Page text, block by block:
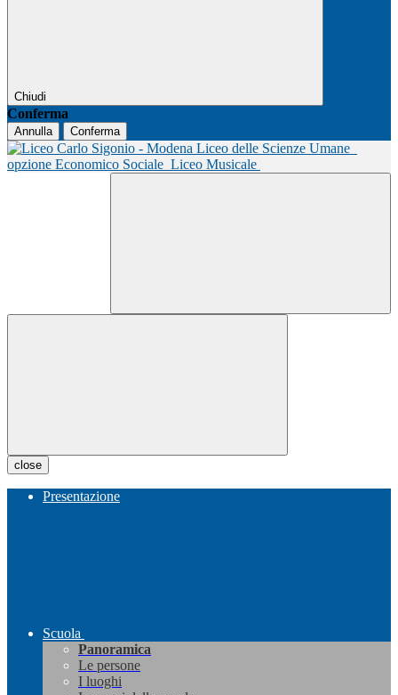
Chiudi
Conferma
Annulla Conferma
Liceo delle Scienze Umane
opzione Economico Sociale Liceo Musicale
close
Presentazione
Scuola
Panoramica
Le persone
I luoghi